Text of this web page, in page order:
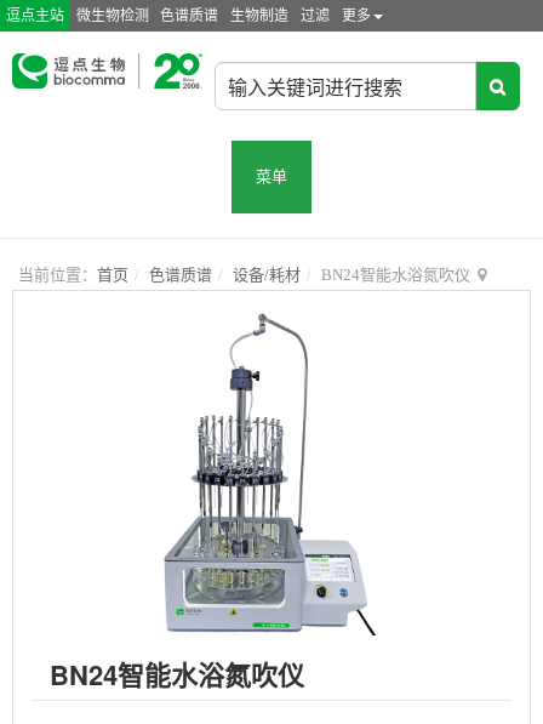
逗点主站 微生物检测 色谱质谱 生物制造 过滤 更多
菜单
当前位置： 首页 色谱质谱 设备/耗材 BN24智能水浴氮吹仪
BN24智能水浴氮吹仪